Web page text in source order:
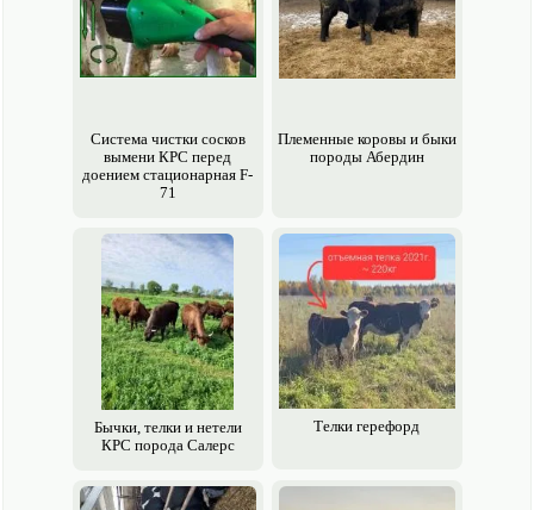
Система чистки сосков
вымени КРС перед
доением стационарная F-
71
Племенные коровы и быки
породы Абердин
Бычки, телки и нетели
КРС порода Салерс
Телки герефорд